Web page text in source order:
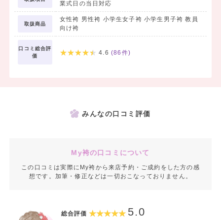
業式日の当日対応
取扱商品
女性袴 男性袴 小学生女子袴 小学生男子袴 教員
向け袴
口コミ総合評
価
4.6 (86 件)
みんなの口コミ評価
My袴の口コミについて
この口コミは実際にMy袴から来店予約・ご成約をした方の感
想です。加筆・修正などは一切おこなっておりません。
総合評価 5.0